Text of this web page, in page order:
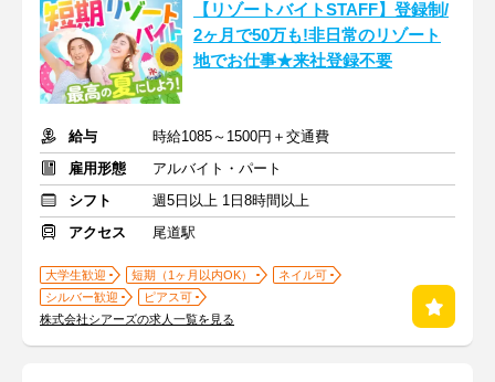
【リゾートバイトSTAFF】登録制/
2ヶ月で50万も!非日常のリゾート
地でお仕事★来社登録不要
給与
時給1085～1500円＋交通費
雇用形態
アルバイト・パート
シフト
週5日以上 1日8時間以上
アクセス
尾道駅
大学生歓迎 短期（1ヶ月以内OK）
ネイル可
シルバー歓迎
ピアス可
株式会社シアーズの求人一覧を見る